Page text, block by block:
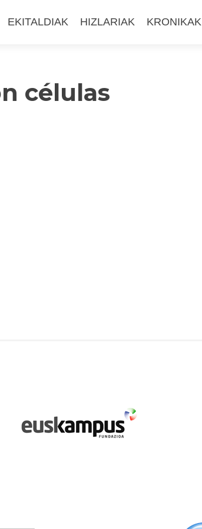
EKITALDIAK HIZLARIAK KRONIKAK
células